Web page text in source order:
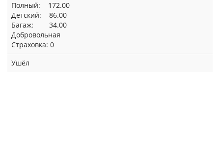
Полный: 172.00
Детский: 86.00
Багаж: 34.00
Добровольная
Страховка: 0
Ушёл